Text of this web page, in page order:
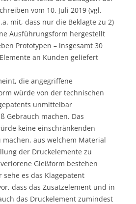
vom 10. Juli 2019 (vgl.
mit, dass nur die Beklagte zu 2)
Ausführungsform hergestellt
Prototypen – insgesamt 30
an Kunden geliefert
die angegriffene
würde von der technischen
unmittelbar
Gebrauch machen. Das
keine einschränkenden
machen, aus welchem Material
der Druckelemente zu
Gießform bestehen
sehe es das Klagepatent
dass das Zusatzelement und in
das Druckelement zumindest